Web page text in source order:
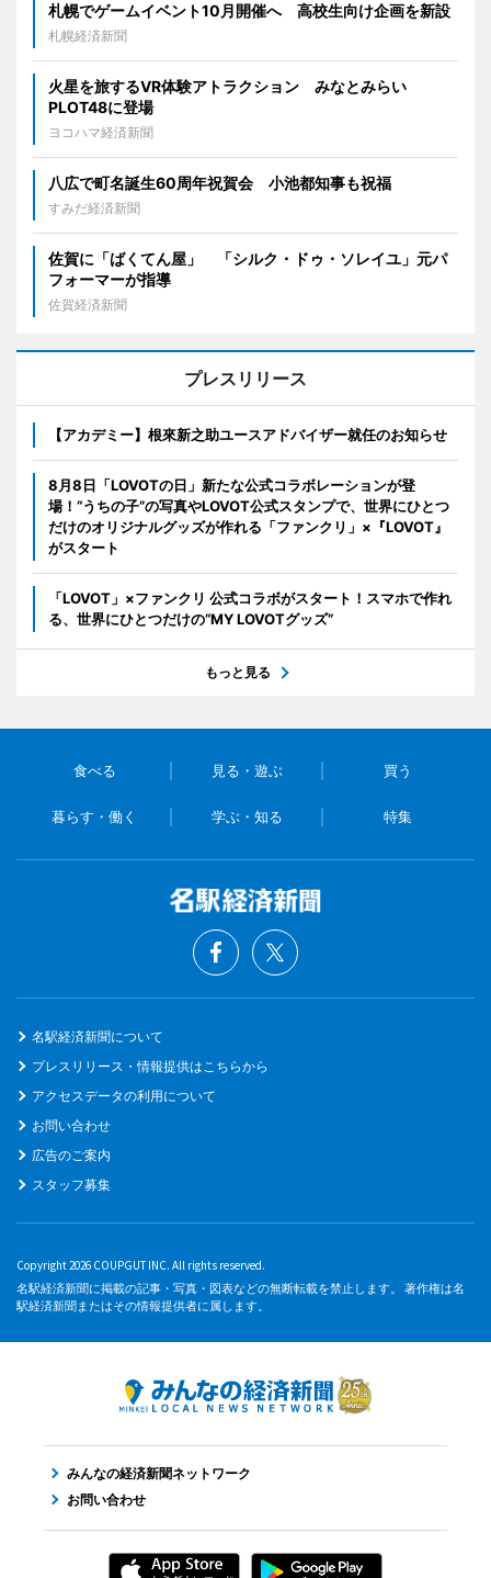
札幌でゲームイベント10月開催へ 高校生向け企画を新設
札幌経済新聞
火星を旅するVR体験アトラクション みなとみらい
PLOT48に登場
ヨコハマ経済新聞
八広で町名誕生60周年祝賀会 小池都知事も祝福
すみだ経済新聞
佐賀に「ばくてん屋」 「シルク・ドゥ・ソレイユ」元パ
フォーマーが指導
佐賀経済新聞
プレスリリース
【アカデミー】根來新之助ユースアドバイザー就任のお知らせ
8月8日「LOVOTの日」新たな公式コラボレーションが登
場！“うちの子”の写真やLOVOT公式スタンプで、世界にひとつ
だけのオリジナルグッズが作れる「ファンクリ」×『LOVOT』
がスタート
「LOVOT」×ファンクリ 公式コラボがスタート！スマホで作れ
る、世界にひとつだけの“MY LOVOTグッズ”
もっと見る
食べる 見る・遊ぶ 買う
暮らす・働く 学ぶ・知る 特集
名駅経済新聞について
プレスリリース・情報提供はこちらから
アクセスデータの利用について
お問い合わせ
広告のご案内
スタッフ募集
Copyright 2026 COUPGUT INC. All rights reserved.
名駅経済新聞に掲載の記事・写真・図表などの無断転載を禁止します。 著作権は名
駅経済新聞またはその情報提供者に属します。
みんなの経済新聞ネットワーク
お問い合わせ